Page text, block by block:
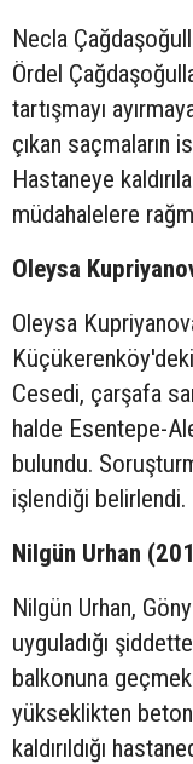
Necla
Ördel
tartışmayı
çıkan saçmaların
Hastaneye
müdahalelere
Oleysa
Oleysa
Cesedi, çarşafa
halde Esentepe-
bulundu.
işlendiği belirlendi.
Nilgün Urhan
Nilgün Urhan,
uyguladığı
balkonuna
yükseklikten
kaldırıldığı